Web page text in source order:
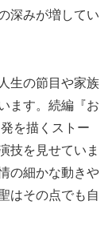
深みが増してい
生の節目や家族
ます。続編『お
を描くストー
技を見せていま
の細かな動きや
はその点でも自